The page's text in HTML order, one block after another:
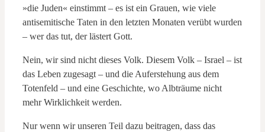
»die Juden« einstimmt – es ist ein Grauen, wie viele
antisemitische Taten in den letzten Monaten verübt wurden
– wer das tut, der lästert Gott.
Nein, wir sind nicht dieses Volk. Diesem Volk – Israel – ist
das Leben zugesagt – und die Auferstehung aus dem
Totenfeld – und eine Geschichte, wo Albträume nicht
mehr Wirklichkeit werden.
Nur wenn wir unseren Teil dazu beitragen, dass das